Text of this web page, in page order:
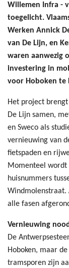
Willemen Infra -
toegelicht.
Werken Annick
van De Lijn, en
waren aanwezig
investering in
voor Hoboken te
Het project
De Lijn samen,
en Sweco als
vernieuwing van
fietspaden en
Momenteel wordt
huisnummers
Windmolenstraat.
alle fasen
Vernieuwing
De
Hoboken, maar
tramsporen zijn